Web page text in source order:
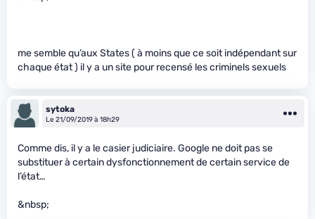
me semble qu’aux States ( à moins que ce soit indépendant sur
chaque état ) il y a un site pour recensé les criminels sexuels
sytoka
Le 21/09/2019 à 18h29
Comme dis, il y a le casier judiciaire. Google ne doit pas se
substituer à certain dysfonctionnement de certain service de
l’état…
&nbsp;